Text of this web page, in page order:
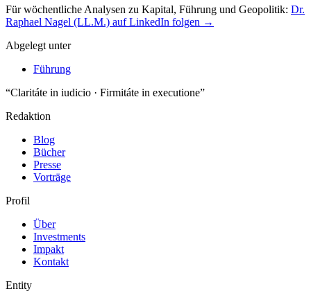
Für wöchentliche Analysen zu Kapital, Führung und Geopolitik: Dr.
Raphael Nagel (LL.M.) auf LinkedIn folgen →
Abgelegt unter
Führung
“Claritáte in iudicio · Firmitáte in executione”
Redaktion
Blog
Bücher
Presse
Vorträge
Profil
Über
Investments
Impakt
Kontakt
Entity